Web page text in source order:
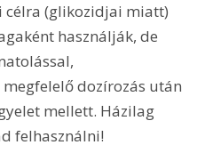
célra (glikozidjai miatt)
használják, de
dozírozás után
mellett. Házilag
felhasználni!